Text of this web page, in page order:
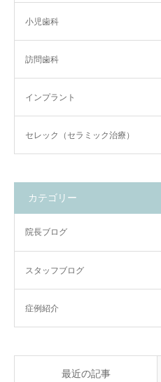
小児歯科
訪問歯科
インプラント
セレック（セラミック治療）
カテゴリー
院長ブログ
スタッフブログ
症例紹介
最近の記事